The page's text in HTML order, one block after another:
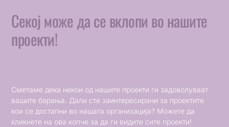
Секој може да се вклопи во нашите
проекти!
Сметаме дека некои од нашите проекти ги задоволуваат
вашите барања. Дали сте заинтересирани за проектите
кои се достапни во нашата организација? Можете да
кликнете на ова копче за да ги видите сите проекти!